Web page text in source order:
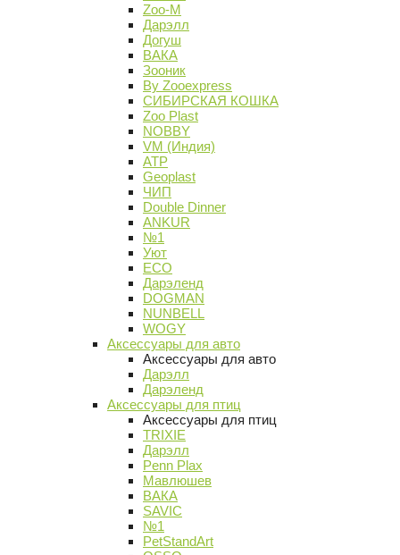
Zoo-M
Дарэлл
Догуш
ВАКА
Зооник
By Zooexpress
СИБИРСКАЯ КОШКА
Zoo Plast
NOBBY
VM (Индия)
АТР
Geoplast
ЧИП
Double Dinner
ANKUR
№1
Уют
ECO
Дарэленд
DOGMAN
NUNBELL
WOGY
Аксессуары для авто
Аксессуары для авто
Дарэлл
Дарэленд
Аксессуары для птиц
Аксессуары для птиц
TRIXIE
Дарэлл
Penn Plax
Мавлюшев
ВАКА
SAVIC
№1
PetStandArt